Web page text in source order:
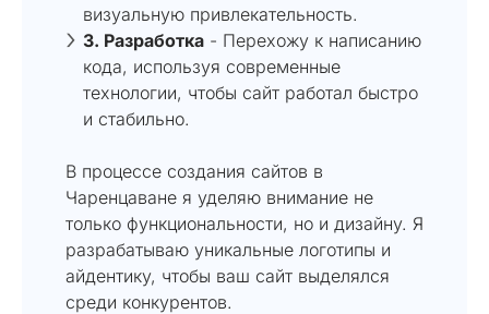
визуальную привлекательность.
3. Разработка - Перехожу к написанию
кода, используя современные
технологии, чтобы сайт работал быстро
и стабильно.
В процессе создания сайтов в
Чаренцаване я уделяю внимание не
только функциональности, но и дизайну. Я
разрабатываю уникальные логотипы и
айдентику, чтобы ваш сайт выделялся
среди конкурентов.